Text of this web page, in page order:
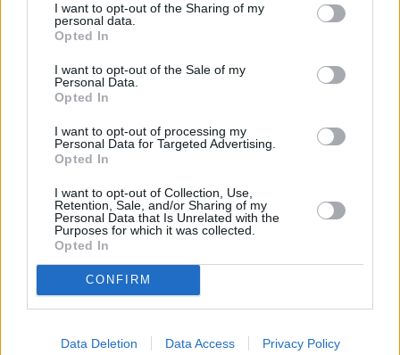
I want to opt-out of the Sharing of my
personal data.
Opted In
I want to opt-out of the Sale of my
Personal Data.
Opted In
I want to opt-out of processing my
Personal Data for Targeted Advertising.
Opted In
I want to opt-out of Collection, Use,
Retention, Sale, and/or Sharing of my
Personal Data that Is Unrelated with the
Purposes for which it was collected.
Opted In
CONFIRM
Data Deletion Data Access Privacy Policy
Wydaje ci się, że to tylko mała kropka na szkle? "E
tam, nie widać, pojeżdżę tak jeszcze sezon" – myśli
pogadałem z ekspertem. Prawda jest taka, że ten
mały odprysk na szybie to tykająca bomba. Gdy
temperatury, "pajączek" pójdzie dalej i zamiast
taniej naprawy, czeka cię kosztowna wymiana
na własne oczy zobaczyć, jak profesjonaliści radzą
sobie z takimi uszkodzeniami.
Czytaj całość
REKLAMA